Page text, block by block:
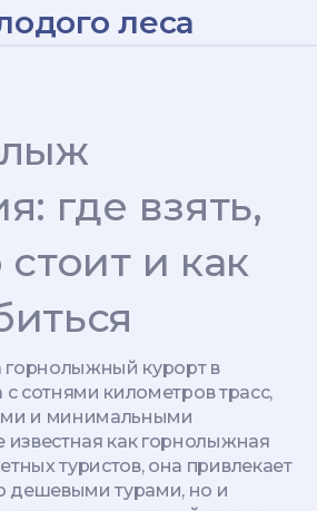
леса
где взять,
стоит и как
горнолыжный курорт в
с сотнями километров трасс,
и минимальными
известная как горнолыжная
туристов, она привлекает
дешевыми турами, но и